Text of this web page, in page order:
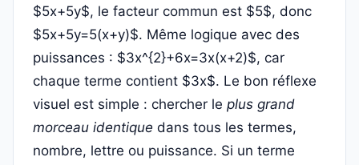
$5x+5y$, le facteur commun est $5$, donc
$5x+5y=5(x+y)$. Même logique avec des
puissances : $3x^{2}+6x=3x(x+2)$, car
chaque terme contient $3x$. Le bon réflexe
visuel est simple : chercher le plus grand
morceau identique dans tous les termes,
nombre, lettre ou puissance. Si un terme